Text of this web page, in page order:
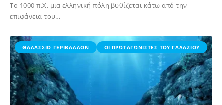
Το 1000 π.Χ. μια ελληνική πόλη βυθίζεται κάτω από την
επιφάνεια του…
ΘΑΛΑΣΣΙΟ ΠΕΡΙΒΑΛΛΟΝ ΟΙ ΠΡΩΤΑΓΩΝΙΣΤΕΣ ΤΟΥ ΓΑΛΑΖΙΟΥ